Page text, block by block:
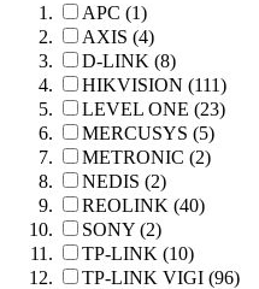
APC (1)
AXIS (4)
D-LINK (8)
HIKVISION (111)
LEVEL ONE (23)
MERCUSYS (5)
METRONIC (2)
NEDIS (2)
REOLINK (40)
SONY (2)
TP-LINK (10)
TP-LINK VIGI (96)